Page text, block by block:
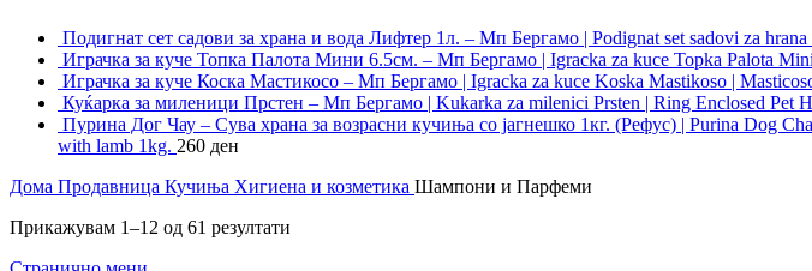
Подигнат сет садови за храна и вода Лифтер 1л. – Мп Бергамо | Podignat set sadovi za
Играчка за куче Топка Палота Мини 6.5см. – Мп Бергамо | Igracka za kuce Topka Palota
Играчка за куче Коска Мастикосо – Мп Бергамо | Igracka za kuce Koska Mastikoso |
Куќарка за миленици Прстен – Мп Бергамо | Kukarka za milenici Prsten | Ring Enclosed Pet
Пурина Дог Чау – Сува храна за возрасни кучиња со јагнешко 1кг. (Рефус) | Purina Dog
with lamb 1kg. 260 ден
Дома Продавница Кучиња Хигиена и козметика Шампони и Парфеми
Прикажувам 1–12 од 61 резултати